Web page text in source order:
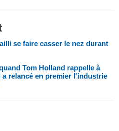
se faire casser le nez durant
Tom Holland rappelle à
relancé en premier l'industrie